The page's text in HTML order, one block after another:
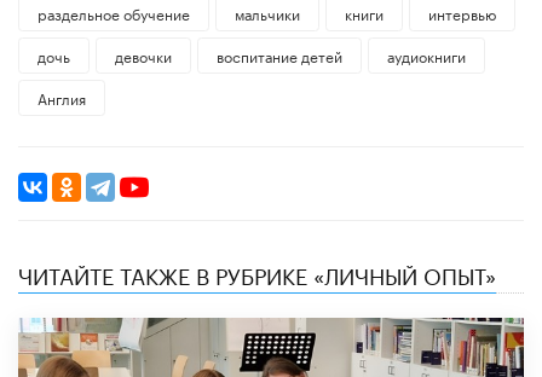
раздельное обучение
мальчики книги
интервью
дочь
девочки воспитание детей
аудиокниги
Англия
ЧИТАЙТЕ ТАКЖЕ В РУБРИКЕ «ЛИЧНЫЙ ОПЫТ»